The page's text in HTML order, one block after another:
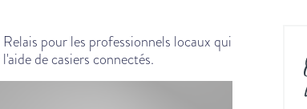
Relais pour les professionnels locaux qui
de casiers connectés.